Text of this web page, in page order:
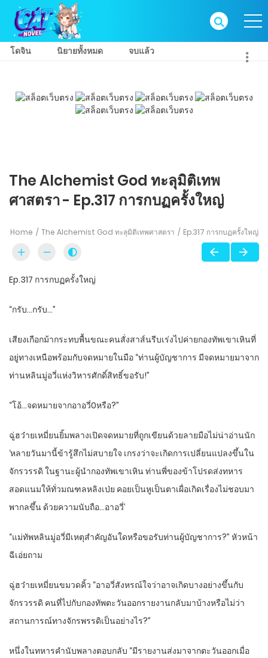
โดจิน นิยายทั้งหมด จบแล้ว
The Alchemist God ทะลุมิติเทพ
ศาสตรา - Ep.317 การกบฏครั้งใหญ่
Home The Alchemist God ทะลุมิติเทพศาสตรา Ep.317 การกบฏครั้งใหญ่
Ep.317 การกบฏครั้งใหญ่
“กรับ…กรับ…”
เสียงเกือกม้ากระทบพื้นขณะคนสั่งสาส์นรีบเร่งไปค่ายกองทัพเขาเหินที่
อยู่ทางเหนือพร้อมกับจดหมายในมือ “ท่านผู้บัญชาการ มีจดหมายมาจาก
ท่านหลินมู่อวี่แห่งวิหารศักดิ์สิทธิ์ขอรับ!”
“โอ้…จดหมายจากอาอวี่0หรือ?”
ฉู่ฮว๋ายเหมี่ยนยิ้มพลางเปิดจดหมายที่ถูกเขียนด้วยลายมือไม่น่าอ่านนัก
‘หลายวันมานี้ข้ารู้สึกไม่สบายใจ เกรงว่าจะเกิดการเปลี่ยนแปลงขึ้นใน
จักรวรรดิ ในฐานะผู้นำกองทัพเขาเหิน ท่านพี่ของข้าโปรดส่งทหาร
สอดแนมให้ทั่วมณฑลหลิงเป่ย คอยเป็นหูเป็นตาเผื่อเกิดเรื่องไม่ชอบมา
พากลขึ้น ด้วยความนับถือ…อาอวี่’
“แม่ทัพหลินมู่อวี่มีเหตุสำคัญอันใดหรือขอรับท่านผู้บัญชาการ?” หัวหน้า
ฉีเอ่ยถาม
ฉู่ฮว๋ายเหมี่ยนขมวดคิ้ว “อาอวี่สังหรณ์ใจว่าอาจเกิดบางอย่างขึ้นกับ
จักรวรรดิ คนที่ไปกับกองทัพตะวันออกรายงานกลับมาบ้างหรือไม่ว่า
สถานการณ์ทางจักรพรรดิเป็นอย่างไร?”
หนึ่งในทหารคำนับพลางตอบกลับ “มีรายงานส่งมาจากตะวันออกเมื่อ